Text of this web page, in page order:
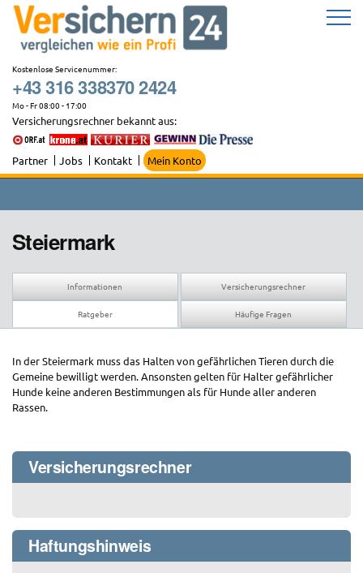
Zum
Inhalt
springen
Kostenlose Servicenummer:
+43 316 338370 2424
Mo - Fr 08:00 - 17:00
Versicherungsrechner bekannt aus:
Partner Jobs Kontakt Mein Konto
Steiermark
Informationen Versicherungsrechner
Ratgeber Häufige Fragen
In der Steiermark muss das Halten von gefährlichen Tieren durch die
Gemeine bewilligt werden. Ansonsten gelten für Halter gefährlicher
Hunde keine anderen Bestimmungen als für Hunde aller anderen
Rassen.
Versicherungsrechner
Haftungshinweis